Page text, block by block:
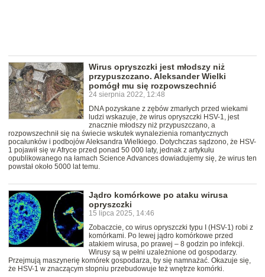
Wirus opryszczki jest młodszy niż
przypuszczano. Aleksander Wielki
pomógł mu się rozpowszechnić
24 sierpnia 2022, 12:48
DNA pozyskane z zębów zmarłych przed wiekami
ludzi wskazuje, że wirus opryszczki HSV-1, jest
znacznie młodszy niż przypuszczano, a
rozpowszechnił się na świecie wskutek wynalezienia romantycznych
pocałunków i podbojów Aleksandra Wielkiego. Dotychczas sądzono, że HSV-
1 pojawił się w Afryce przed ponad 50 000 laty, jednak z artykułu
opublikowanego na łamach Science Advances dowiadujemy się, że wirus ten
powstał około 5000 lat temu.
Jądro komórkowe po ataku wirusa
opryszczki
15 lipca 2025, 14:46
Zobaczcie, co wirus opryszczki typu I (HSV-1) robi z
komórkami. Po lewej jądro komórkowe przed
atakiem wirusa, po prawej – 8 godzin po infekcji.
Wirusy są w pełni uzależnione od gospodarzy.
Przejmują maszynerię komórek gospodarza, by się namnażać. Okazuje się,
że HSV-1 w znaczącym stopniu przebudowuje też wnętrze komórki.